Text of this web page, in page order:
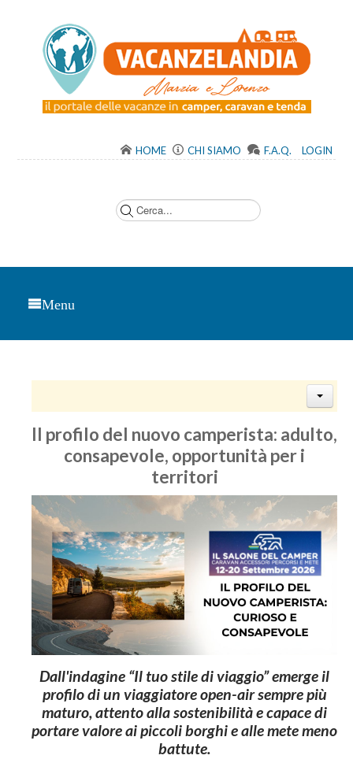
HOME CHI SIAMO F.A.Q. LOGIN
Menu
Il profilo del nuovo camperista: adulto,
consapevole, opportunità per i
territori
Dall'indagine “Il tuo stile di viaggio” emerge il
profilo di un viaggiatore open-air sempre più
maturo, attento alla sostenibilità e capace di
portare valore ai piccoli borghi e alle mete meno
battute.